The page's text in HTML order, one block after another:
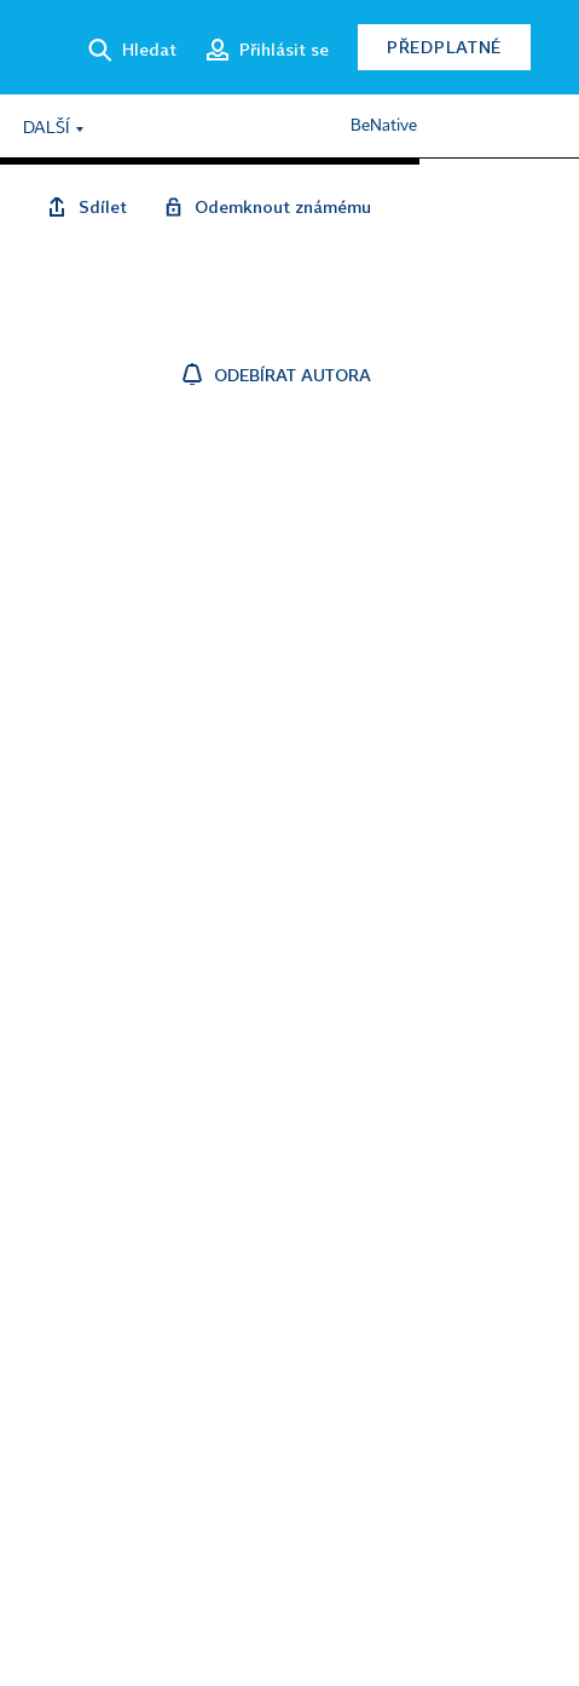
Hledat Přihlásit se PŘEDPLATNÉ
DALŠÍ BeNative
Sdílet Odemknout známému
ODEBÍRAT AUTORA